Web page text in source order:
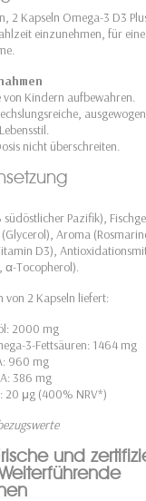
2 Kapseln Omega-3 D3
einzunehmen, für
von Kindern aufbewahren.
nicht überschreiten.
Pazifik),
Aroma
D3),
α-Tocopherol).
von 2 Kapseln liefert:
2000 mg
3-Fettsäuren: 1464 mg
960 mg
386 mg
20 μg (400% NRV*)
und